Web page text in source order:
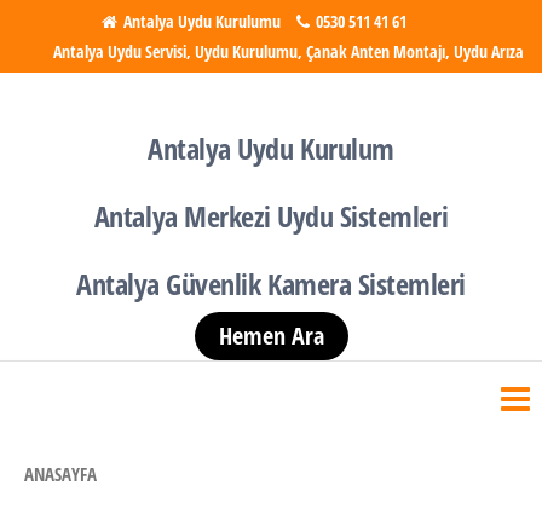
atla
Antalya Uydu Kurulumu
0530 511 41 61
Antalya Uydu Servisi, Uydu Kurulumu, Çanak Anten Montajı, Uydu Arıza
Antalya Uydu Kurulum
Antalya Merkezi Uydu Sistemleri
Antalya Güvenlik Kamera Sistemleri
Hemen Ara
ANASAYFA